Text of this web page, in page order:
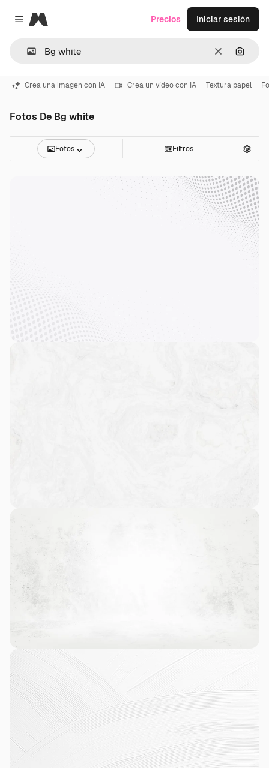
Close menu
Magnific
Borrar
Precios Iniciar sesión
Crea una imagen con IA Crea un vídeo con IA Textura papel
Fotos De Bg white
Fotos Filtros